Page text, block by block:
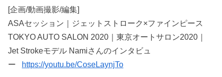
[企画/動画撮影/編集]
ASAセッション｜ジェットストローク×ファインピース
TOKYO AUTO SALON 2020｜東京オートサロン2020｜
Jet Strokeモデル Namiさんのインタビュ
ー
https://youtu.be/CoseLaynjTo